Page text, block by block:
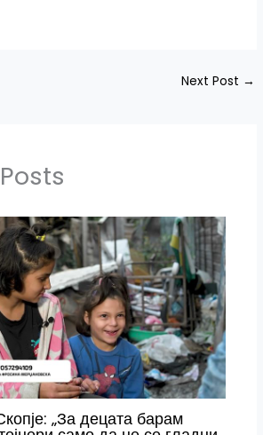
Next Post →
„За децата барам